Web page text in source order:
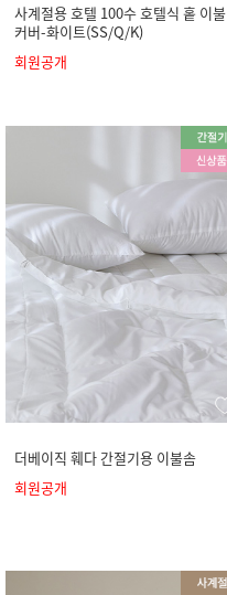
사계절용 호텔 100수 호텔식 홑 이불
커버-화이트(SS/Q/K)
회원공개
더베이직 훼다 간절기용 이불솜
회원공개